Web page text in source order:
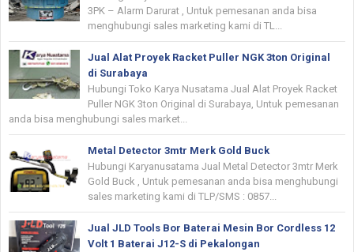
3PK – Alarm Darurat , Untuk pemesanan anda bisa
menghubungi sales marketing kami di TL...
Jual Alat Proyek Racket Puller NGK 3ton Original
di Surabaya
Hubungi Toko Karya Nusatama Jual Alat Proyek Racket
Puller NGK 3ton Original di Surabaya, Untuk pemesanan
anda bisa menghubungi sales market...
Metal Detector 3mtr Merk Gold Buck
Hubungi Karyanusatama Jual Metal Detector 3mtr Merk
Gold Buck , Untuk pemesanan anda bisa menghubungi
sales marketing kami di TLP/SMS : 0857...
Jual JLD Tools Bor Baterai Mesin Bor Cordless 12
Volt 1 Baterai J12-S di Pekalongan